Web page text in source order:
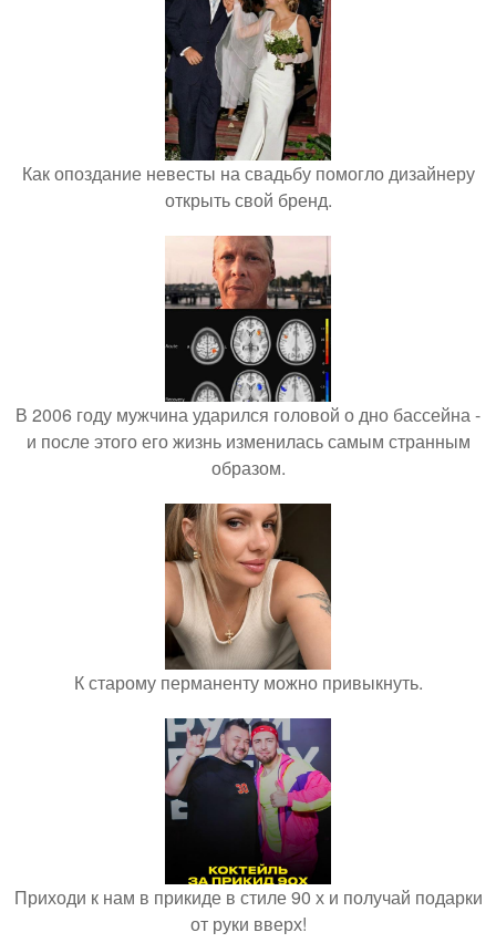
Как опоздание невесты на свадьбу помогло дизайнеру
открыть свой бренд.
В 2006 году мужчина ударился головой о дно бассейна -
и после этого его жизнь изменилась самым странным
образом.
К старому перманенту можно привыкнуть.
Приходи к нам в прикиде в стиле 90 х и получай подарки
от руки вверх!